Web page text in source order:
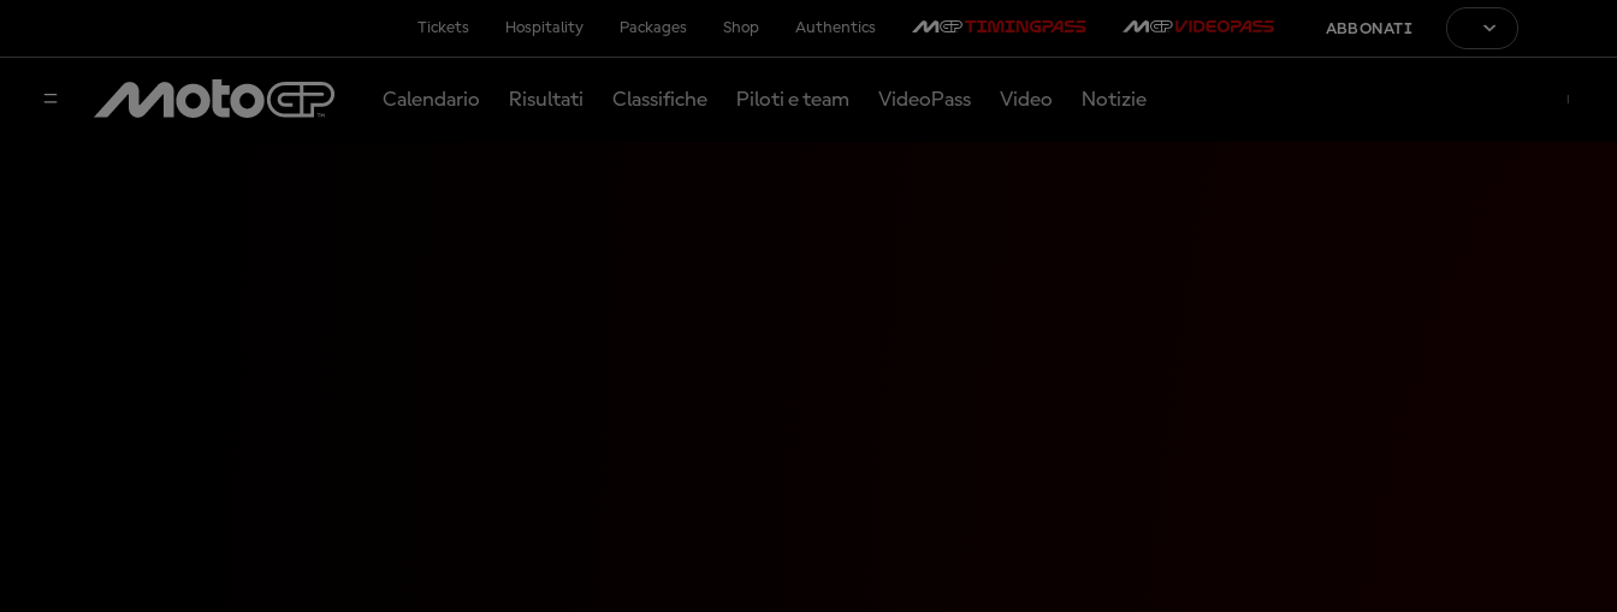
Tickets Hospitality Packages Shop Authentics ABBONATI
Calendario Risultati Classifiche Piloti e team VideoPass Video Notizie